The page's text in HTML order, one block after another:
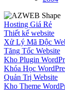
Hosting Giá Rẻ
Thiết kế website
Xử Lý Mã Độc
Tăng Tốc Website
Kho Plugin
Khóa Học
Quản Trị Website
Kho Theme